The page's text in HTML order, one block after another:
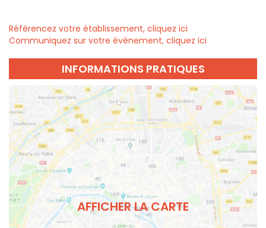
Référencez votre établissement, cliquez ici
Communiquez sur votre évènement, cliquez ici
INFORMATIONS PRATIQUES
AFFICHER LA CARTE